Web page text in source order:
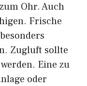
Ohr. Auch
Frische
Zugluft sollte
Eine zu
oder